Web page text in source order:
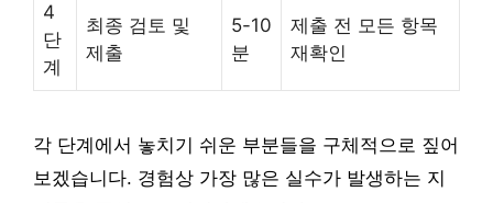
4
단
계
최종 검토 및
제출
5-10
분
제출 전 모든 항목
재확인
각 단계에서 놓치기 쉬운 부분들을 구체적으로 짚어
보겠습니다. 경험상 가장 많은 실수가 발생하는 지